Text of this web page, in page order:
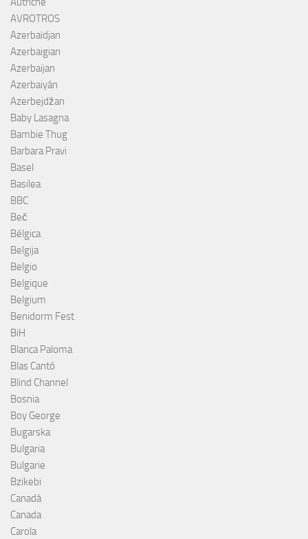
AVROTROS
Azerbaïdjan
Azerbaigian
Azerbaijan
Azerbaiyán
Azerbejdžan
Baby Lasagna
Bambie Thug
Barbara Pravi
Basel
Basilea
BBC
Beč
Bélgica
Belgija
Belgio
Belgique
Belgium
Benidorm Fest
BiH
Blanca Paloma
Blas Cantó
Blind Channel
Bosnia
Boy George
Bugarska
Bulgaria
Bulgarie
Bzikebi
Canadá
Canada
Carola